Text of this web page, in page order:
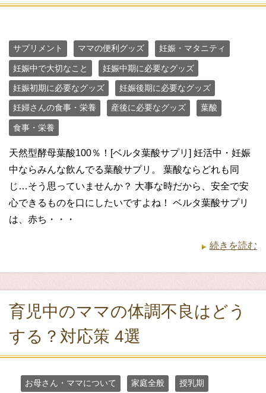
サプリメント ママの便利グッズ 妊娠・マタニティ
妊娠中で大切なこと 妊娠中期に必要なグッズ
妊娠初期に必要なグッズ 妊娠後期に必要なグッズ
妊婦さんの食事・栄養 産後に必要なグッズ 葉酸
食事・栄養
天然型酵母葉酸100％！[ベルタ葉酸サプリ] 妊活中・妊娠
中ならみんな飲んでる葉酸サプリ。 葉酸ならどれも同
じ…そう思っていませんか？ 大事な時だから、安全で安
心できるものを口にしたいですよね！ ベルタ葉酸サプリ
は、赤ち・・・
続きを読む
育児中のママの体調不良はどう
する？対応策 4選
お母さん・ママについて 家庭全般 授乳期